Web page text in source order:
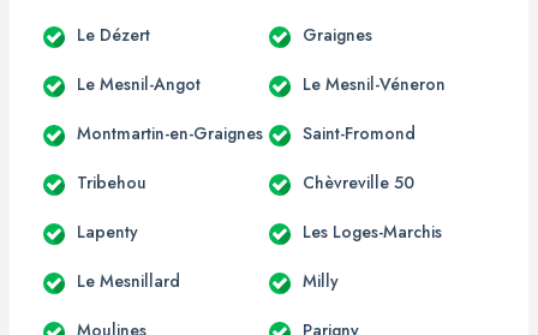
Le Dézert Graignes
Le Mesnil-Angot Le Mesnil-Véneron
Montmartin-en-Graignes Saint-Fromond
Tribehou Chèvreville 50
Lapenty Les Loges-Marchis
Le Mesnillard Milly
Moulines Parigny